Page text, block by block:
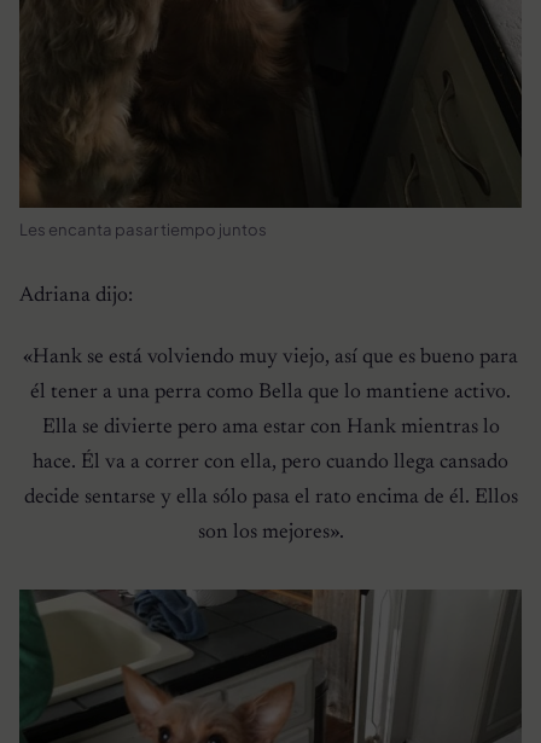
Les encanta pasar tiempo juntos
Adriana dijo:
«Hank se está volviendo muy viejo, así que es bueno para
él tener a una perra como Bella que lo mantiene activo.
Ella se divierte pero ama estar con Hank mientras lo
hace. Él va a correr con ella, pero cuando llega cansado
decide sentarse y ella sólo pasa el rato encima de él. Ellos
son los mejores».